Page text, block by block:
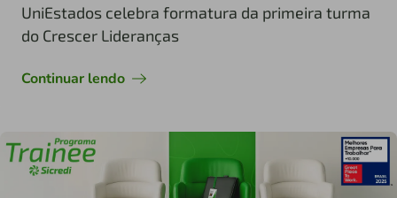
UniEstados celebra formatura da primeira turma
do Crescer Lideranças
Continuar lendo